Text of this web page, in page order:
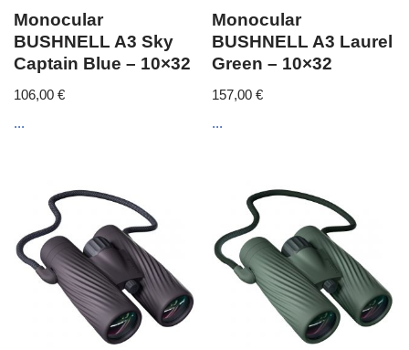
Monocular
BUSHNELL A3 Sky
Captain Blue – 10×32
106,00 €
...
Monocular
BUSHNELL A3 Laurel
Green – 10×32
157,00€
...